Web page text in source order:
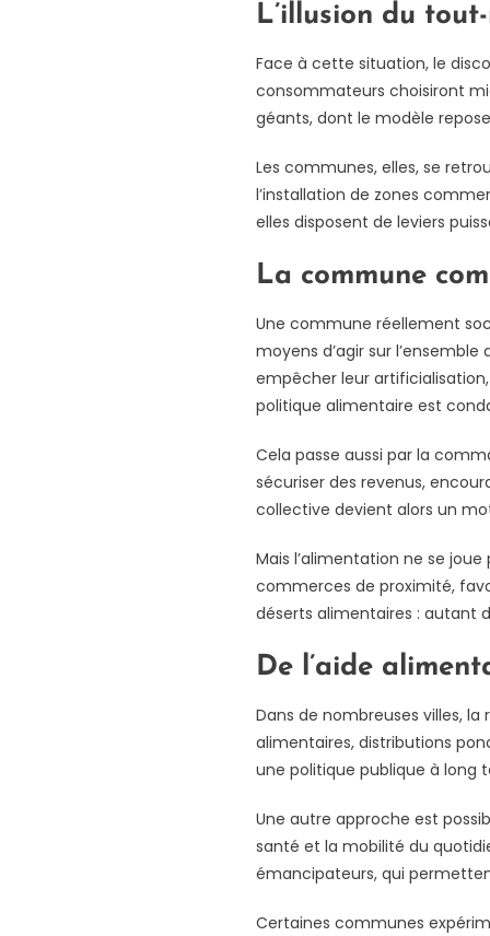
L’illusion du
Face à cette situation, le
consommateurs choisiront
géants, dont le modèle
Les communes, elles, se
l’installation de zones
elles disposent de leviers
La commune
Une commune réellement
moyens d’agir sur
empêcher leur
politique alimentaire est
Cela passe aussi par la
sécuriser des revenus,
collective devient alors un
Mais l’alimentation ne se
commerces de proximité,
déserts alimentaires : autant
De l’aide
Dans de nombreuses villes,
alimentaires, distributions
une politique publique à long
Une autre approche est
santé et la mobilité du
émancipateurs, qui
Certaines communes